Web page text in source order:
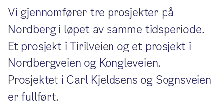
Vi gjennomfører tre prosjekter på
Nordberg i løpet av samme tidsperiode.
Et prosjekt i Tirilveien og et prosjekt i
Nordbergveien og Kongleveien.
Prosjektet i Carl Kjeldsens og Sognsveien
er fullført.